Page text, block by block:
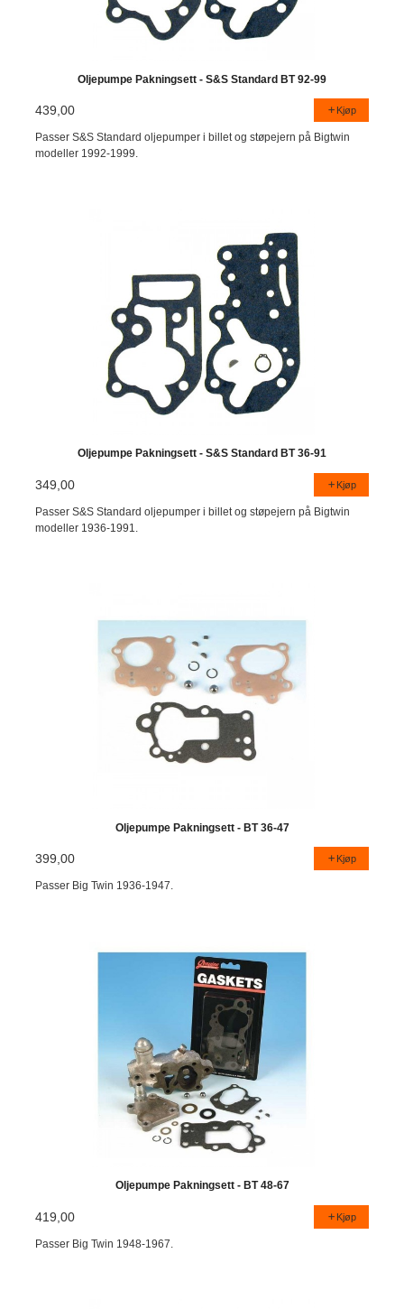
Oljepumpe Pakningsett - S&S Standard BT 92-99
439,00 Kjøp
Passer S&S Standard oljepumper i billet og støpejern på Bigtwin
modeller 1992-1999.
Oljepumpe Pakningsett - S&S Standard BT 36-91
349,00 Kjøp
Passer S&S Standard oljepumper i billet og støpejern på Bigtwin
modeller 1936-1991.
Oljepumpe Pakningsett - BT 36-47
399,00 Kjøp
Passer Big Twin 1936-1947.
Oljepumpe Pakningsett - BT 48-67
419,00 Kjøp
Passer Big Twin 1948-1967.